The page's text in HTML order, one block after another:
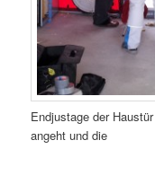
Endjustage der Haustür
angeht und die